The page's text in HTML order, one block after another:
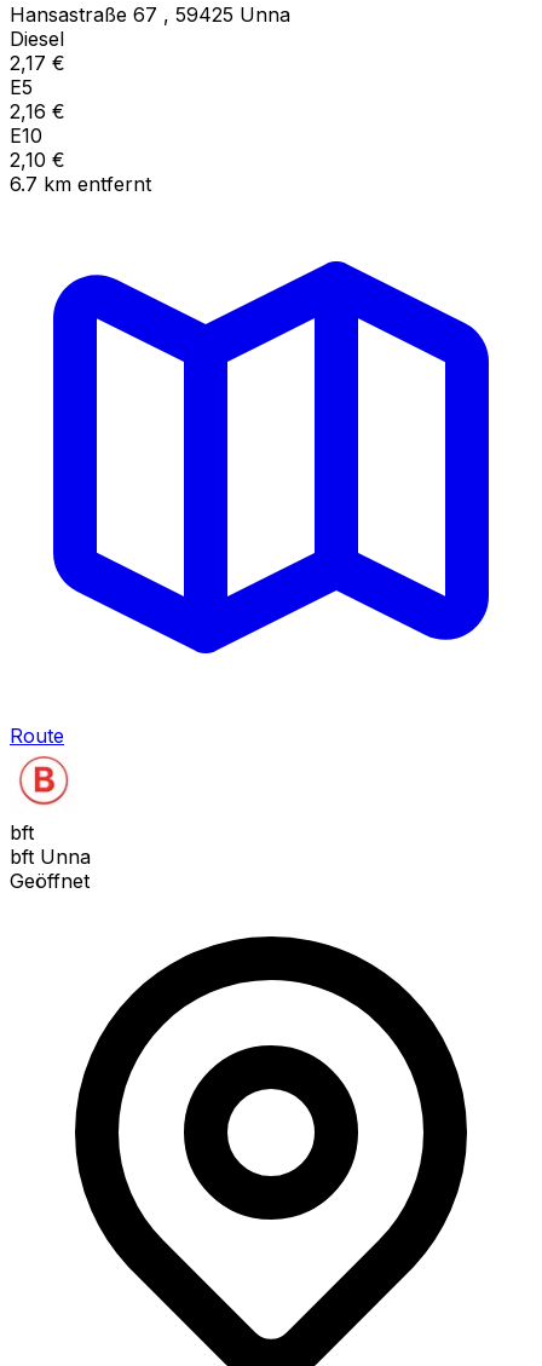
Hansastraße 67 , 59425 Unna
Diesel
2,17 €
E5
2,16 €
E10
2,10 €
6.7 km entfernt
Route
bft
bft Unna
Geöffnet